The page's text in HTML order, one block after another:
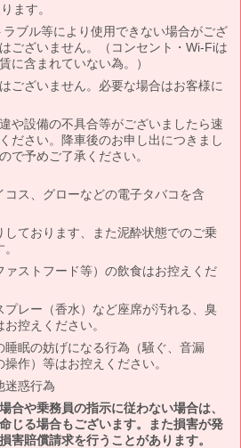
ます。
ブル等により使用できない場合がござ
ございません。（コンセント・Wi-Fiは
に含まれていない為。）
ございません。必要な場合はお客様に
や設備の不具合等がございましたら速
ださい。降車後のお申し出につきまし
で予めご了承ください。
ス、グローなどの電子タバコを含
しております、また泥酔状態でのご乗
ァストフード等）の飲食はお控えくだ
レー（香水）など座席が汚れる、臭
控えください。
睡眠の妨げになる行為（騒ぐ、音漏
作）等はお控えください。
迷惑行為
合や乗務員の指示に従わない場合は、
じる場合もございます。また損害が発
害賠償請求を行うことがあります。